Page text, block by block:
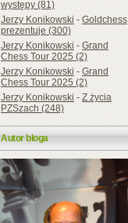
występy (81)
Jerzy Konikowski-Goldchess
prezentuje (300)
Jerzy Konikowski-Grand
Chess Tour 2025 (2)
Jerzy Konikowski-Grand
Chess Tour 2025 (2)
Jerzy Konikowski-Z życia
PZSzach (248)
Autor bloga